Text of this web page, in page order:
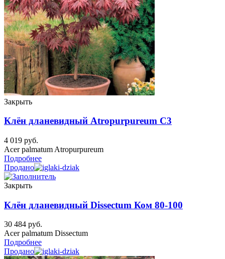
Закрыть
Клён дланевидный Atropurpureum C3
4 019 руб.
Acer palmatum Atropurpureum
Подробнее
Продано
Закрыть
Клён дланевидный Dissectum Ком 80-100
30 484 руб.
Acer palmatum Dissectum
Подробнее
Продано